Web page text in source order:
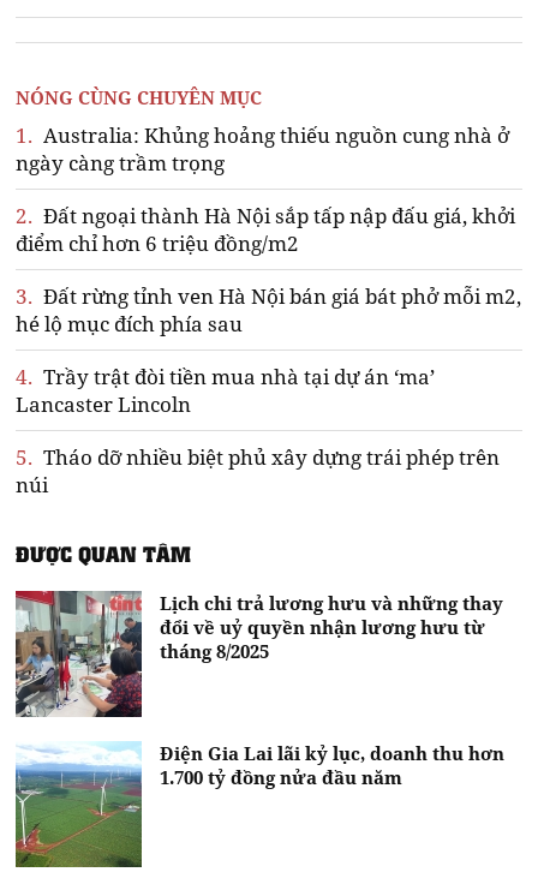
NÓNG CÙNG CHUYÊN MỤC
1. Australia: Khủng hoảng thiếu nguồn cung nhà ở
ngày càng trầm trọng
2. Đất ngoại thành Hà Nội sắp tấp nập đấu giá, khởi
điểm chỉ hơn 6 triệu đồng/m2
3. Đất rừng tỉnh ven Hà Nội bán giá bát phở mỗi m2,
hé lộ mục đích phía sau
4. Trầy trật đòi tiền mua nhà tại dự án ‘ma’
Lancaster Lincoln
5. Tháo dỡ nhiều biệt phủ xây dựng trái phép trên
núi
ĐƯỢC QUAN TÂM
Lịch chi trả lương hưu và những thay
đổi về uỷ quyền nhận lương hưu từ
tháng 8/2025
Điện Gia Lai lãi kỷ lục, doanh thu hơn
1.700 tỷ đồng nửa đầu năm